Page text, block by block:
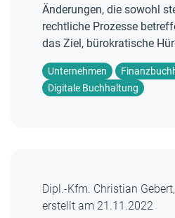
Änderungen, die sowohl
rechtliche Prozesse
das Ziel, bürokratische
Unternehmen
Digitale Buchhaltung
Dipl.-Kfm. Christian Gebert,
erstellt am 21.11.2022